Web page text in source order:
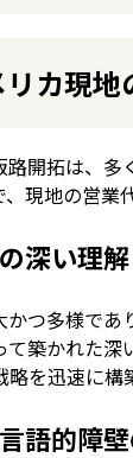
カ現
路開拓は、
現地の営業
深い理
かつ多様で
築かれた
を迅速に構
語的障